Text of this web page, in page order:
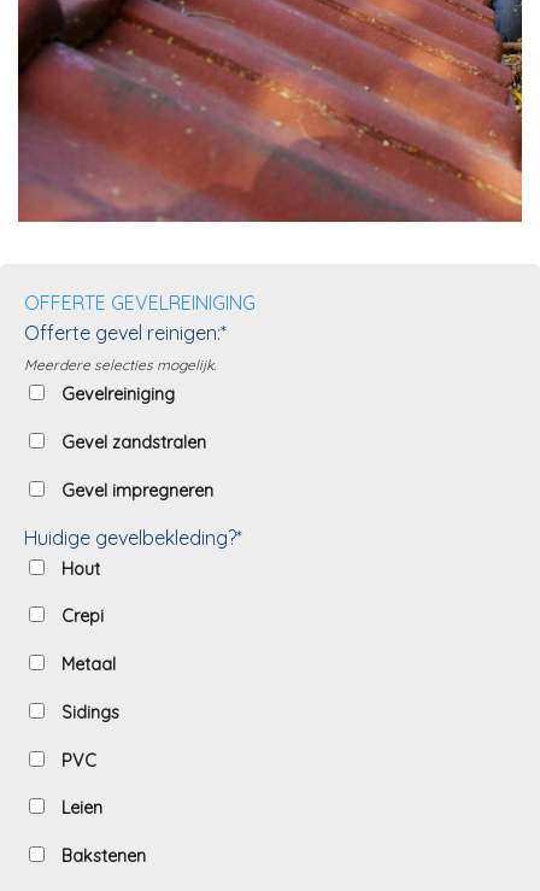
OFFERTE GEVELREINIGING
Offerte gevel reinigen:*
Meerdere selecties mogelijk.
Gevelreiniging
Gevel zandstralen
Gevel impregneren
Huidige gevelbekleding?*
Hout
Crepi
Metaal
Sidings
PVC
Leien
Bakstenen